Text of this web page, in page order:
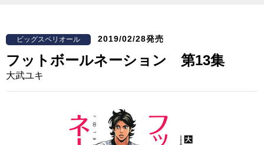
ビッグスペリオール 2019/02/28発売
フットボールネーション 第13集
大武ユキ